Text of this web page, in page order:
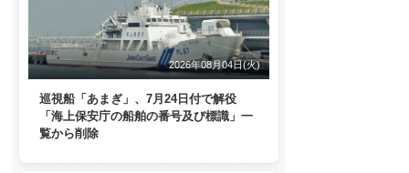
2026年08月04日(火)
巡視船「あまぎ」、7月24日付で解役
「海上保安庁の船舶の番号及び標識」一
覧から削除